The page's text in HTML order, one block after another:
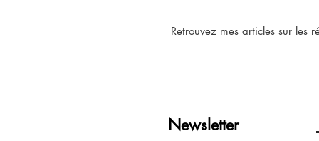
Retrouvez mes articles sur les
Newsletter